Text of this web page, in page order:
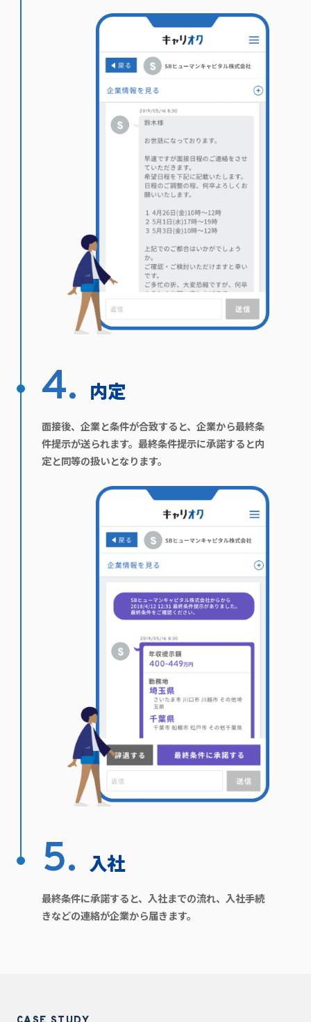
4. 内定
面接後、企業と条件が合致すると、企業から最終条
件提示が送られます。最終条件提示に承諾すると内
定と同等の扱いとなります。
5. 入社
最終条件に承諾すると、入社までの流れ、入社手続
きなどの連絡が企業から届きます。